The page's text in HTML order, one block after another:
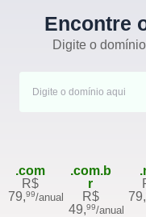
Encontre
Digite o
.com
R$
79,99/anual
.com.b
r
R$
49,99/anual
79,